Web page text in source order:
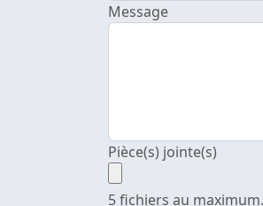
Message
Pièce(s) jointe(s)
5 fichiers au maximum.